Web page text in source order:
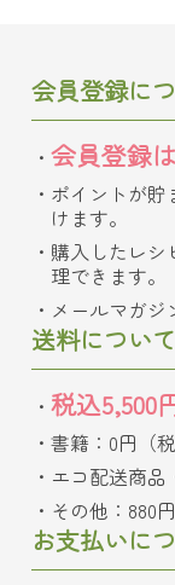
会員登録に
会員登録
ポイントが貯
けます。
購入したレシ
理できます。
メールマガジ
送料について
税込5,500
書籍：0円（税
エコ配送商品
その他：880
お支払いに